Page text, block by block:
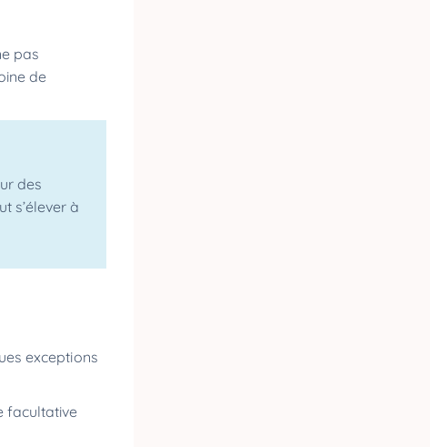
pas
de
des
s’élever à
exceptions
facultative